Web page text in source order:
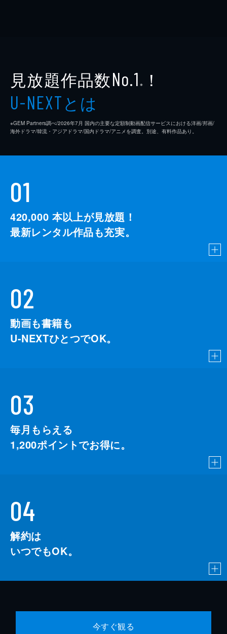
見放題作品数No.1 ※ ！
U-NEXTとは
※GEM Partners調べ/2026年7⽉ 国内の主要な定額制動画配信サービスにおける洋画/邦画/
海外ドラマ/韓流・アジアドラマ/国内ドラマ/アニメを調査。別途、有料作品あり。
01
420,000 本以上が見放題！
最新レンタル作品も充実。
02
動画も書籍も
U-NEXTひとつでOK。
03
毎月もらえる
1,200ポイントでお得に。
04
解約は
いつでもOK。
今すぐ観る